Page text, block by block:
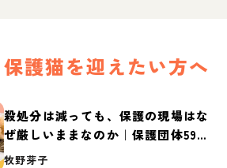
護猫を迎えたい方へ
殺処分は減っても、保護の現場はな
ぜ厳しいままなのか｜保護団体59団
体の実態調査【保護犬・保護猫白書
牧野芽子